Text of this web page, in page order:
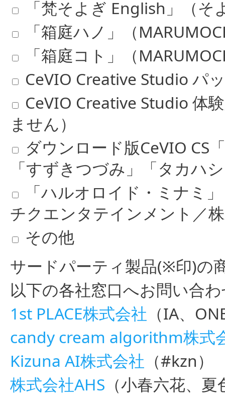
「梵そよぎ English」（
「箱庭ハノ」（
「箱庭コト」（
CeVIO Creative Studio パ
CeVIO Creative Studio 体
ません）
ダウンロード版CeVIO CS
「すずきつづみ」「タカハ
「ハルオロイド・ミナミ
チクエンタテインメント／
その他
サードパーティ製品(※印)の
以下の各社窓口へお問い合
1st PLACE株式会社 （IA、
candy cream algorithm株式
Kizuna AI株式会社 （#kzn）
株式会社AHS （小春六花、